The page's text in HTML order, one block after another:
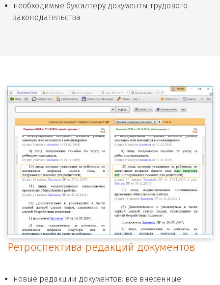
необходимые бухгалтеру документы трудового
законодательства
Ретроспектива редакций документов
новые редакции документов: все внесенные